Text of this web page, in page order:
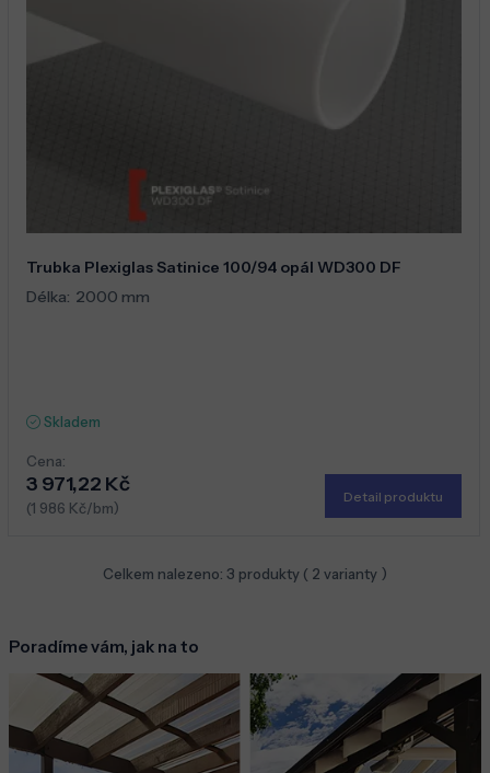
Trubka Plexiglas Satinice 100/94 opál WD300 DF
Délka: 2000 mm
Skladem
Cena:
3 971,22 Kč
(1 986 Kč/bm)
Detail produktu
Celkem nalezeno: 3 produkty ( 2 varianty )
Poradíme vám, jak na to